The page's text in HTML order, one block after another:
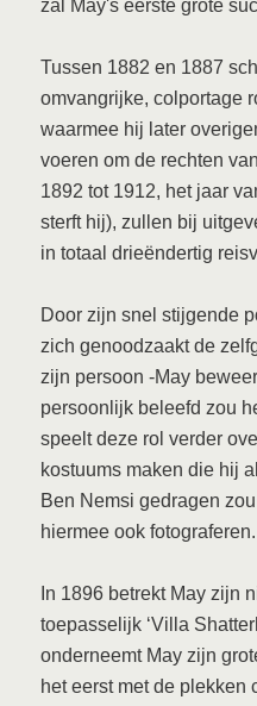
zal May's eerste grote
Tussen 1882 en 1887
omvangrijke, colportage
waarmee hij later
voeren om de rechten
1892 tot 1912, het jaar
sterft hij), zullen bij
in totaal drieëndertig
Door zijn snel stijgende
zich genoodzaakt de
zijn persoon -May
persoonlijk beleefd zou
speelt deze rol verder
kostuums maken die hij
Ben Nemsi gedragen
hiermee ook fotograferen.
In 1896 betrekt May zijn
toepasselijk ‘Villa
onderneemt May zijn
het eerst met de plekken